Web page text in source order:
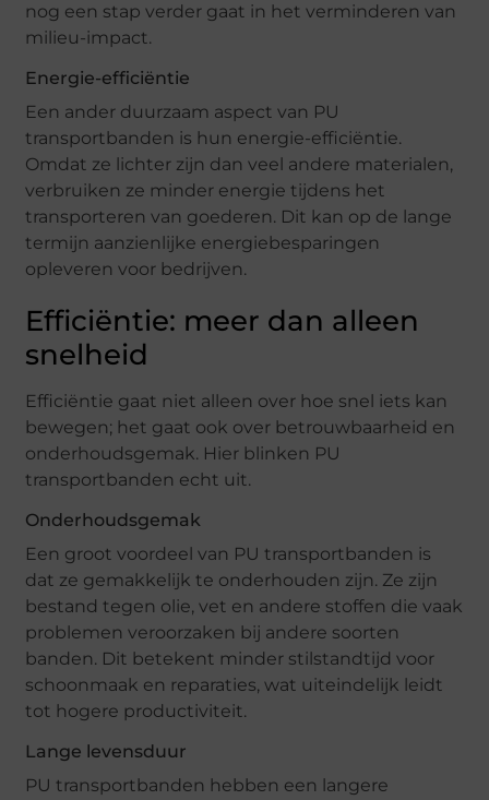
nog een stap verder gaat in het verminderen van
milieu-impact.
Energie-efficiëntie
Een ander duurzaam aspect van PU
transportbanden is hun energie-efficiëntie.
Omdat ze lichter zijn dan veel andere materialen,
verbruiken ze minder energie tijdens het
transporteren van goederen. Dit kan op de lange
termijn aanzienlijke energiebesparingen
opleveren voor bedrijven.
Efficiëntie: meer dan alleen
snelheid
Efficiëntie gaat niet alleen over hoe snel iets kan
bewegen; het gaat ook over betrouwbaarheid en
onderhoudsgemak. Hier blinken PU
transportbanden echt uit.
Onderhoudsgemak
Een groot voordeel van PU transportbanden is
dat ze gemakkelijk te onderhouden zijn. Ze zijn
bestand tegen olie, vet en andere stoffen die vaak
problemen veroorzaken bij andere soorten
banden. Dit betekent minder stilstandtijd voor
schoonmaak en reparaties, wat uiteindelijk leidt
tot hogere productiviteit.
Lange levensduur
PU transportbanden hebben een langere